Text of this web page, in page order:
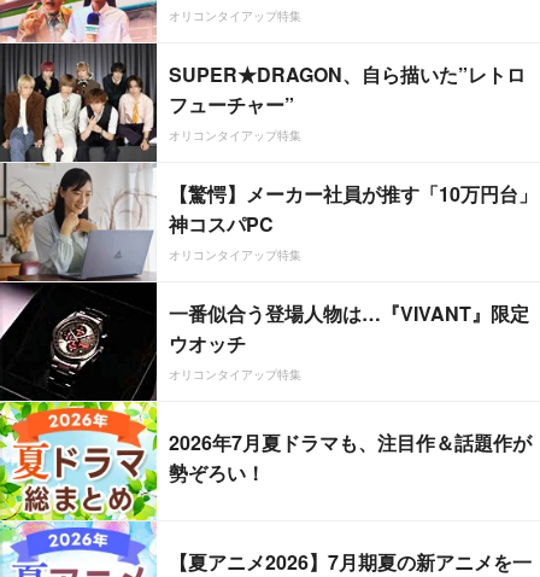
オリコンタイアップ特集
SUPER★DRAGON、自ら描いた”レトロ
フューチャー”
オリコンタイアップ特集
【驚愕】メーカー社員が推す「10万円台」
神コスパPC
オリコンタイアップ特集
一番似合う登場人物は…『VIVANT』限定
ウオッチ
オリコンタイアップ特集
2026年7月夏ドラマも、注目作＆話題作が
勢ぞろい！
【夏アニメ2026】7月期夏の新アニメを一